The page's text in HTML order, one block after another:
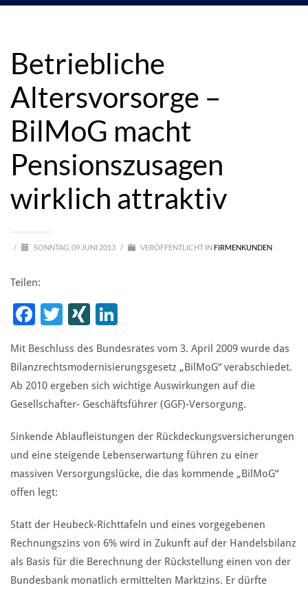
Betriebliche
Altersvorsorge –
BilMoG macht
Pensionszusagen
wirklich attraktiv
/ SONNTAG, 09 JUNI 2013 / VERÖFFENTLICHT IN FIRMENKUNDEN
Teilen:
Facebook
Twitter
XING
Mit Beschluss des Bundesrates vom 3. April 2009 wurde das
Bilanzrechtsmodernisierungsgesetz „BilMoG“ verabschiedet.
Ab 2010 ergeben sich wichtige Auswirkungen auf die
Gesellschafter- Geschäftsführer (GGF)-Versorgung.
Sinkende Ablaufleistungen der Rückdeckungsversicherungen
und eine steigende Lebenserwartung führen zu einer
massiven Versorgungslücke, die das kommende „BilMoG“
offen legt:
Statt der Heubeck-Richttafeln und eines vorgegebenen
Rechnungszins von 6% wird in Zukunft auf der Handelsbilanz
als Basis für die Berechnung der Rückstellung einen von der
Bundesbank monatlich ermittelten Marktzins. Er dürfte